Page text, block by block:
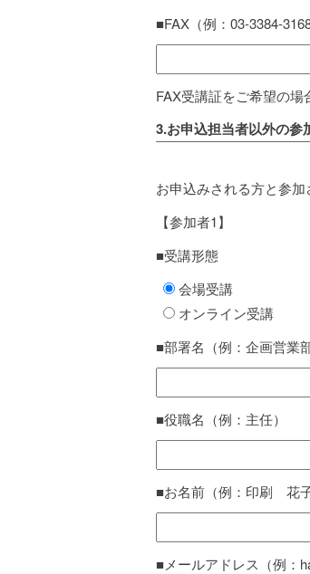
■FAX（例：03-3384-3168
FAX受講証をご希望の場
3.お申込担当者以外の参
お申込みされる方と参加
【参加者1】
■受講形態
会場受講
オンライン受講
■部署名（例：企画営業部
■役職名（例：主任）
■お名前（例：印刷 花子
■メールアドレス（例：